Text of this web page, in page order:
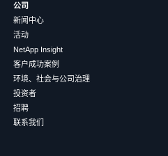
公司
新闻中心
活动
NetApp Insight
客户成功案例
环境、社会与公司治理
投资者
招聘
联系我们